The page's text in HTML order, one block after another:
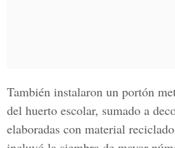
También instalaron un portón
del huerto escolar, sumado a
elaboradas con material